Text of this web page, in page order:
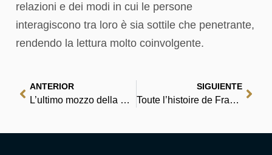
relazioni e dei modi in cui le persone
interagiscono tra loro è sia sottile che penetrante,
rendendo la lettura molto coinvolgente.
ANTERIOR
L’ultimo mozzo della Baquedano – Libro
SIGUIENTE
Toute l’histoire de France : Livre Gratuit PDF